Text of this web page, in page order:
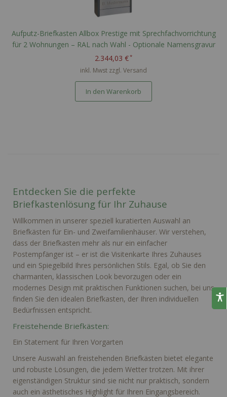
Aufputz-Briefkasten Allbox Prestige mit Sprechfachvorrichtung
für 2 Wohnungen – RAL nach Wahl - Optionale Namensgravur
2.344,03 €
inkl. Mwst zzgl. Versand
In den Warenkorb
Entdecken Sie die perfekte
Briefkastenlösung für Ihr Zuhause
Willkommen in unserer speziell kuratierten Auswahl an
Briefkästen für Ein- und Zweifamilienhäuser. Wir verstehen,
dass der Briefkasten mehr als nur ein einfacher
Postempfänger ist – er ist die Visitenkarte Ihres Zuhauses
und ein Spiegelbild Ihres persönlichen Stils. Egal, ob Sie den
charmanten, klassischen Look bevorzugen oder ein
modernes Design mit praktischen Funktionen suchen, bei uns
finden Sie den idealen Briefkasten, der Ihren individuellen
Bedürfnissen entspricht.
Freistehende Briefkästen:
Ein Statement für Ihren Vorgarten
Unsere Auswahl an freistehenden Briefkästen bietet elegante
und robuste Lösungen, die jedem Wetter trotzen. Mit ihrer
eigenständigen Struktur sind sie nicht nur praktisch, sondern
auch ein ästhetisches Highlight für Ihren Eingangsbereich.